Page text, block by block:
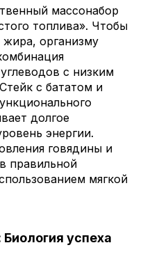
массонабор
топлива». Чтобы
организму
с низким
с бататом и
долгое
энергии.
говядины и
правильной
мягкой
успеха